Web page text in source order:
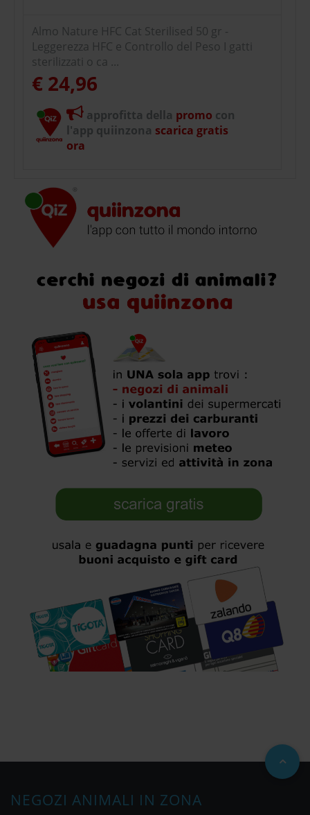
Almo Nature HFC Cat Sterilised 50 gr -
Leggerezza HFC e Controllo del Peso I gatti
sterilizzati o ca ...
€ 24,96
approfitta della promo con
l'app quiinzona scarica gratis
ora
NEGOZI ANIMALI IN ZONA